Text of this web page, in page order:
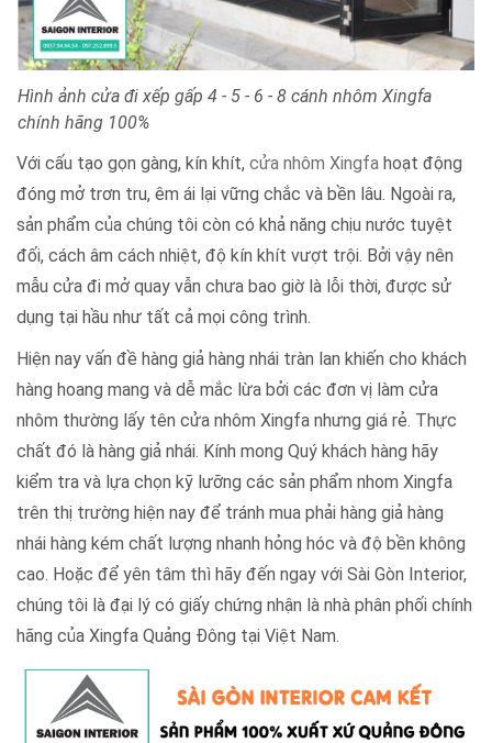
Hình ảnh cửa đi xếp gấp 4 - 5 - 6 - 8 cánh nhôm Xingfa
chính hãng 100%
Với cấu tạo gọn gàng, kín khít, cửa nhôm Xingfa hoạt động
đóng mở trơn tru, êm ái lại vững chắc và bền lâu. Ngoài ra,
sản phẩm của chúng tôi còn có khả năng chịu nước tuyệt
đối, cách âm cách nhiệt, độ kín khít vượt trội. Bởi vậy nên
mẫu cửa đi mở quay vẫn chưa bao giờ là lỗi thời, được sử
dụng tại hầu như tất cả mọi công trình.
Hiện nay vấn đề hàng giả hàng nhái tràn lan khiến cho khách
hàng hoang mang và dễ mắc lừa bởi các đơn vị làm cửa
nhôm thường lấy tên cửa nhôm Xingfa nhưng giá rẻ. Thực
chất đó là hàng giả nhái. Kính mong Quý khách hàng hãy
kiểm tra và lựa chọn kỹ lưỡng các sản phẩm nhom Xingfa
trên thị trường hiện nay để tránh mua phải hàng giả hàng
nhái hàng kém chất lượng nhanh hỏng hóc và độ bền không
cao. Hoặc để yên tâm thì hãy đến ngay với Sài Gòn Interior,
chúng tôi là đại lý có giấy chứng nhận là nhà phân phối chính
hãng của Xingfa Quảng Đông tại Việt Nam.